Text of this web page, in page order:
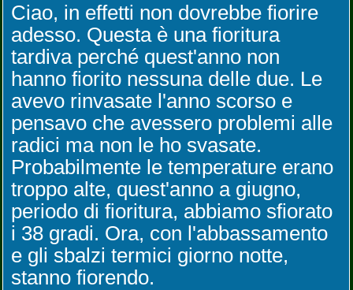
Ciao, in effetti non dovrebbe fiorire
adesso. Questa è una fioritura
tardiva perché quest'anno non
hanno fiorito nessuna delle due. Le
avevo rinvasate l'anno scorso e
pensavo che avessero problemi alle
radici ma non le ho svasate.
Probabilmente le temperature erano
troppo alte, quest'anno a giugno,
periodo di fioritura, abbiamo sfiorato
i 38 gradi. Ora, con l'abbassamento
e gli sbalzi termici giorno notte,
stanno fiorendo.